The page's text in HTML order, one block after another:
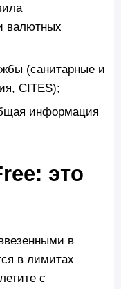
валютных
(санитарные и
CITES);
информация
это
в
в лимитах
с